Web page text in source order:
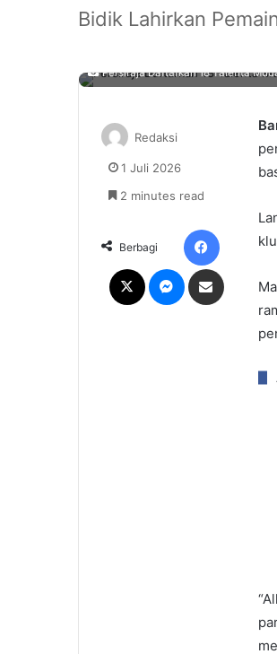
Bidik Lahirkan
Persiraja Daftarkan 18 Talenta
Redaksi
1 Juli 2026
2 minutes read
Berbagi
Messenger